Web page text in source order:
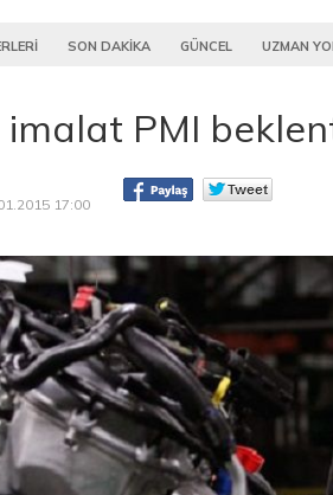
SON DAKİKA GÜNCEL UZMAN
PMI
17:00